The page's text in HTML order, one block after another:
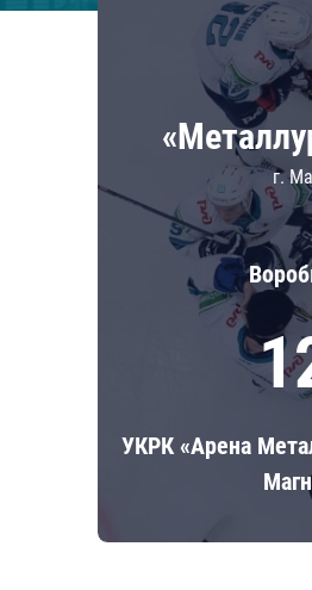
г.
УКРК «Арена